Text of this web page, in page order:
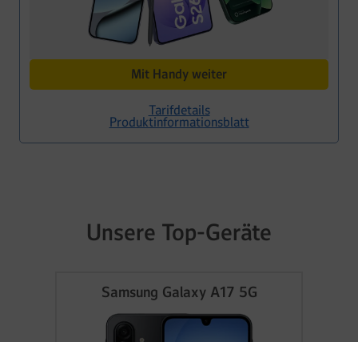
Mit Handy weiter
Tarifdetails
Produktinformationsblatt
Unsere Top-Geräte
Samsung Galaxy A17 5G